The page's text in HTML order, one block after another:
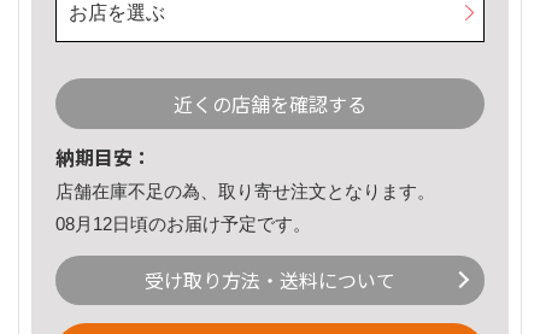
お店を選ぶ
近くの店舗を確認する
納期目安：
店舗在庫不足の為、取り寄せ注文となります。
08月12日頃のお届け予定です。
受け取り方法・送料について